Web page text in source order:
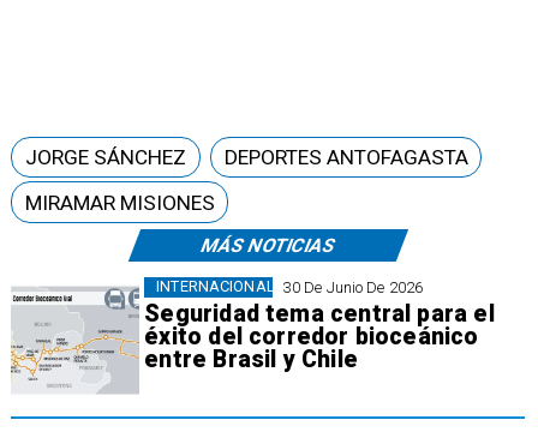
MÁS NOTICIAS
30 De Junio De 2026
Seguridad tema central para el
éxito del corredor bioceánico
entre Brasil y Chile
INTERNACIONAL
JORGE SÁNCHEZ
DEPORTES ANTOFAGASTA
MIRAMAR MISIONES